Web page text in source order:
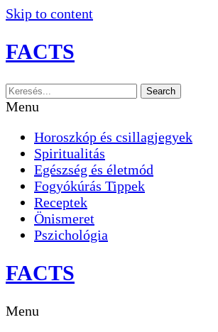
Skip to content
FACTS
Search
Menu
Horoszkóp és csillagjegyek
Spiritualitás
Egészség és életmód
Fogyókúrás Tippek
Receptek
Önismeret
Pszichológia
FACTS
Menu